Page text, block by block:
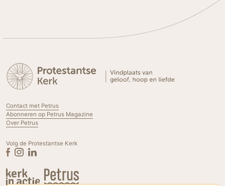
Contact met Petrus
Abonneren op Petrus Magazine
Over Petrus
Volg de Protestantse Kerk